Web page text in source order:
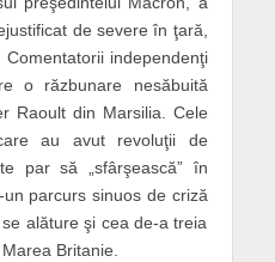
de severe în ţară,
independenţi
o răzbunare nesăbuită
Raoult din Marsilia. Cele
au avut revoluţii de
par să „sfârşească” în
parcurs sinuos de criză
alăture şi cea de-a treia
Britanie.